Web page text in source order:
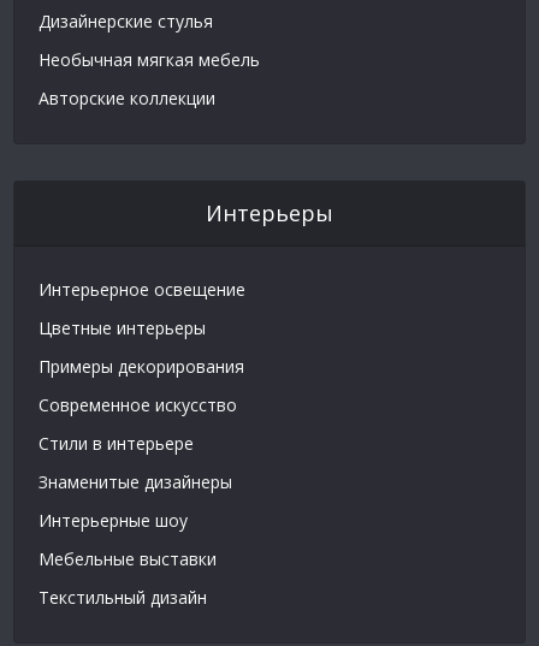
Дизайнерские стулья
Необычная мягкая мебель
Авторские коллекции
Интерьеры
Интерьерное освещение
Цветные интерьеры
Примеры декорирования
Современное искусство
Стили в интерьере
Знаменитые дизайнеры
Интерьерные шоу
Мебельные выставки
Текстильный дизайн